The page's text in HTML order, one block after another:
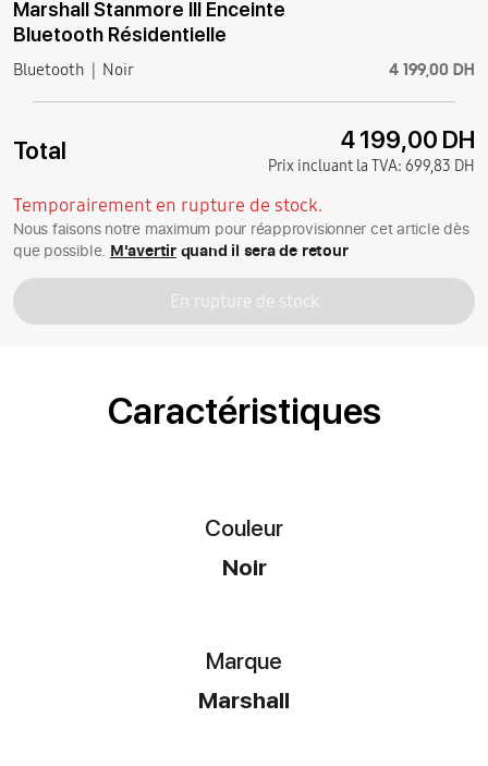
Marshall Stanmore III Enceinte
Bluetooth Résidentielle
Bluetooth Noir 4 199,00 DH
Total 4 199,00 DH
Prix incluant la TVA: 699,83 DH
Temporairement en rupture de stock.
Nous faisons notre maximum pour réapprovisionner cet article dès
que possible. M'avertirquand il sera de retour
En rupture de stock
Caractéristiques
Couleur
Noir
Marque
Marshall